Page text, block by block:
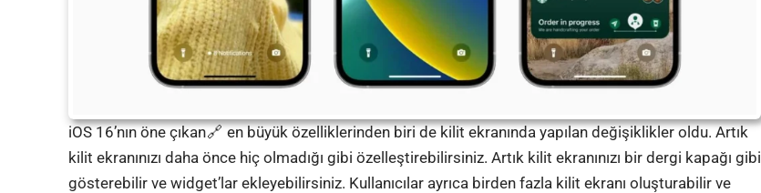
iOS 16’nınöne çıkan
en büyük özelliklerinden biri de kilit ekranında yapılan değişiklikler oldu. Artık
kilit ekranınızı daha önce hiç olmadığı gibi özelleştirebilirsiniz. Artık kilit ekranınızı bir dergi kapağı gibi
gösterebilir ve widget’lar ekleyebilirsiniz. Kullanıcılar ayrıca birden fazla kilit ekranı oluşturabilir ve